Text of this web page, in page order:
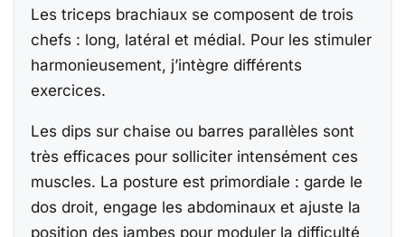
Les triceps brachiaux se composent de trois
chefs : long, latéral et médial. Pour les stimuler
harmonieusement, j’intègre différents
exercices.
Les dips sur chaise ou barres parallèles sont
très efficaces pour solliciter intensément ces
muscles. La posture est primordiale : garde le
dos droit, engage les abdominaux et ajuste la
position des jambes pour moduler la difficulté